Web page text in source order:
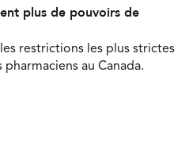
plus de pouvoirs de
restrictions les plus strictes
au Canada.